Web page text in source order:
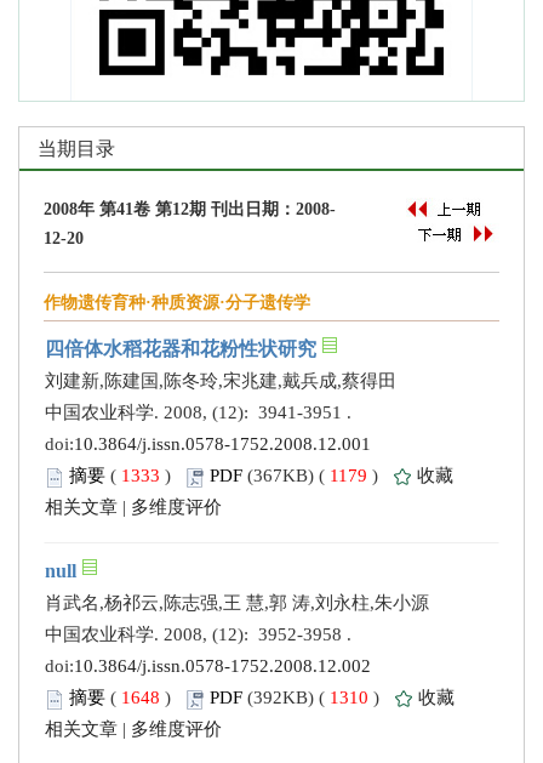
(2017-07-13)
当期目录
2008年 第41卷 第12期 刊出日期：2008-
12-20
作物遗传育种·种质资源·分子遗传学
四倍体水稻花器和花粉性状研究
刘建新,陈建国,陈冬玲,宋兆建,戴兵成,蔡得田
中国农业科学. 2008, (12): 3941-3951 .
doi:10.3864/j.issn.0578-1752.2008.12.001
摘要 ( 1333 ) PDF (367KB) ( 1179 )
收藏
相关文章 | 多维度评价
null
肖武名,杨祁云,陈志强,王 慧,郭 涛,刘永柱,朱小源
中国农业科学. 2008, (12): 3952-3958 .
doi:10.3864/j.issn.0578-1752.2008.12.002
摘要 ( 1648 ) PDF (392KB) ( 1310 )
收藏
相关文章 | 多维度评价